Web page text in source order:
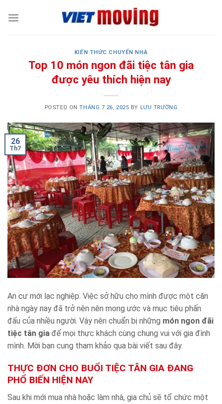
KIẾN THỨC CHUYỂN NHÀ
Top 10 món ngon đãi tiệc tân gia
được yêu thích hiện nay
POSTED ONTHÁNG 7 26, 2025 BY LƯU TRƯỜNG
26
Th7
An cư mới lạc nghiệp. Việc sở hữu cho mình được một căn
nhà ngày nay đã trở nên nên mong ước và mục tiêu phấn
đấu của nhiều người. Vậy nên chuẩn bị những món ngon đãi
tiệc tân gia để mọi thực khách cùng chung vui với gia đình
mình. Mời bạn cung tham khảo qua bài viết sau đây.
THỰC ĐƠN CHO BUỔI TIỆC TÂN GIA ĐANG
PHỔ BIẾN HIỆN NAY
Sau khi mới mua nhà hoặc làm nhà, gia chủ sẽ tổ chức một